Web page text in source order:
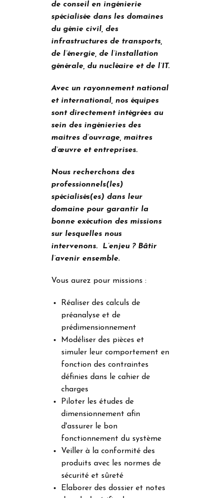
de conseil en ingénierie
spécialisée dans les domaines
du génie civil, des
infrastructures de transports,
de l’énergie, de l’installation
générale, du nucléaire et de l’IT.
Avec un rayonnement national
et international, nos équipes
sont directement intégrées au
sein des ingénieries des
maitres d’ouvrage, maitres
d’œuvre et entreprises.
Nous recherchons des
professionnels(les)
spécialisés(es) dans leur
domaine pour garantir la
bonne exécution des missions
sur lesquelles nous
intervenons. L’enjeu ? Bâtir
l’avenir ensemble.
Vous aurez pour missions :
Réaliser des calculs de
préanalyse et de
prédimensionnement
Modéliser des pièces et
simuler leur comportement en
fonction des contraintes
définies dans le cahier de
charges
Piloter les études de
dimensionnement afin
d'assurer le bon
fonctionnement du système
Veiller à la conformité des
produits avec les normes de
sécurité et sûreté
Elaborer des dossier et notes